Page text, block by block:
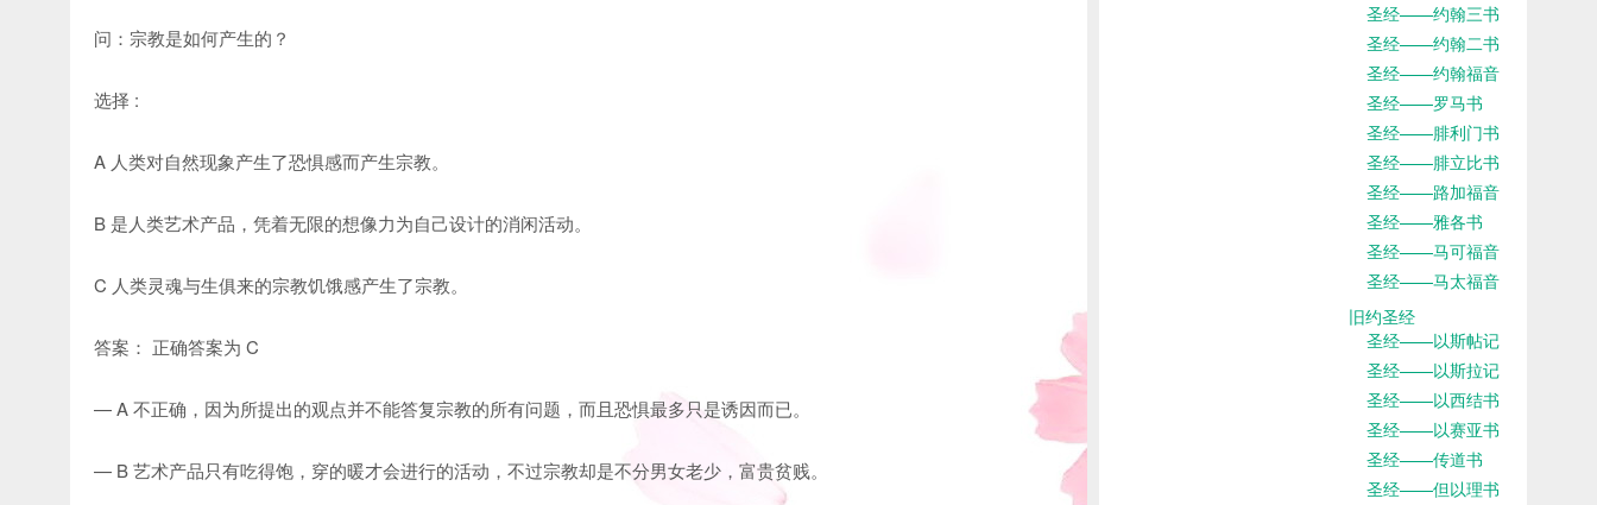
问：宗教是如何产生的？
选择 :
A 人类对自然现象产生了恐惧感而产生宗教。
B 是人类艺术产品，凭着无限的想像力为自己设计的消闲活动。
C 人类灵魂与生俱来的宗教饥饿感产生了宗教。
答案： 正确答案为 C
— A 不正确，因为所提出的观点并不能答复宗教的所有问题，而且恐惧最多只是诱因而已。
— B 艺术产品只有吃得饱，穿的暖才会进行的活动，不过宗教却是不分男女老少，富贵贫贱。
圣经——约翰三书
圣经——约翰二书
圣经——约翰福音
圣经——罗马书
圣经——腓利门书
圣经——腓立比书
圣经——路加福音
圣经——雅各书
圣经——马可福音
圣经——马太福音
旧约圣经
圣经——以斯帖记
圣经——以斯拉记
圣经——以西结书
圣经——以赛亚书
圣经——传道书
圣经——但以理书